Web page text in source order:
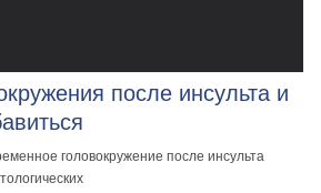
после инсульта и
головокружение после инсульта